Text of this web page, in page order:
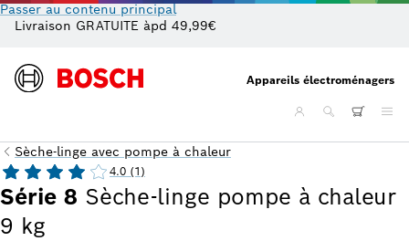
Passer au contenu principal
Livraison GRATUITE àpd 49,99€
Appareils électroménagers
Sèche-linge avec pompe à chaleur
Série 8 Sèche-linge pompe à chaleur
9 kg
4.0 (1)